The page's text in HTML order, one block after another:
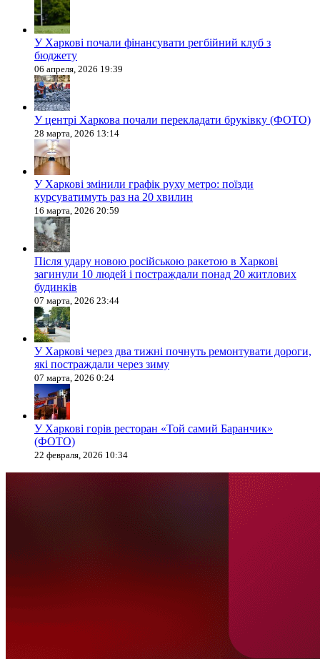
У Харкові почали фінансувати регбійний клуб з
бюджету
06 апреля, 2026 19:39
У центрі Харкова почали перекладати бруківку (ФОТО)
28 марта, 2026 13:14
У Харкові змінили графік руху метро: поїзди
курсуватимуть раз на 20 хвилин
16 марта, 2026 20:59
Після удару новою російською ракетою в Харкові
загинули 10 людей і постраждали понад 20 житлових
будинків
07 марта, 2026 23:44
У Харкові через два тижні почнуть ремонтувати дороги,
які постраждали через зиму
07 марта, 2026 0:24
У Харкові горів ресторан «Той самий Баранчик»
(ФОТО)
22 февраля, 2026 10:34